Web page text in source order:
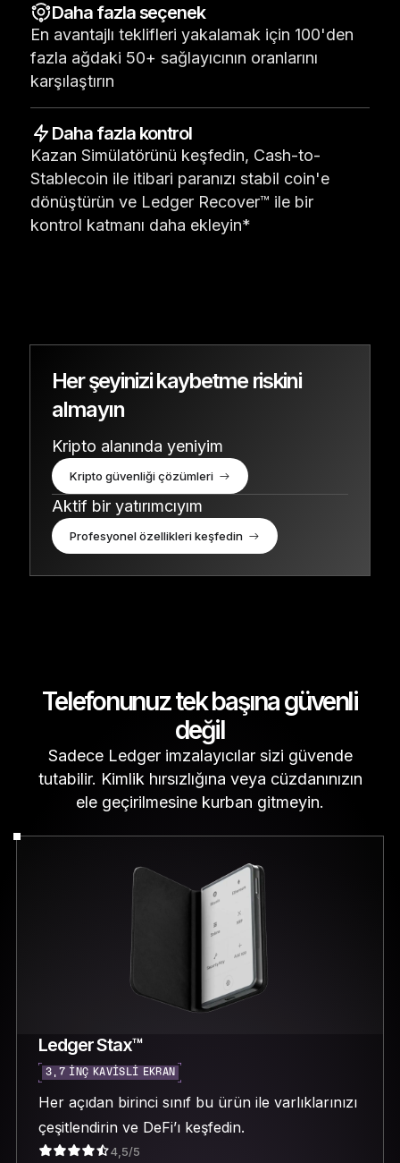
Ledger imzalayıcıları karşılaştırın
Daha fazla seçenek
En avantajlı teklifleri yakalamak için 100'den
fazla ağdaki 50+ sağlayıcının oranlarını
karşılaştırın
Daha fazla kontrol
Kazan Simülatörünü keşfedin, Cash-to-
Stablecoin ile itibari paranızı stabil coin'e
dönüştürün ve Ledger Recover™ ile bir
kontrol katmanı daha ekleyin*
Her şeyinizi kaybetme riskini
almayın
Kripto alanında yeniyim
Kripto güvenliği çözümleri
Aktif bir yatırımcıyım
Profesyonel özellikleri keşfedin
Telefonunuz tek başına güvenli
değil
Sadece Ledger imzalayıcılar sizi güvende
tutabilir. Kimlik hırsızlığına veya cüzdanınızın
ele geçirilmesine kurban gitmeyin.
Ledger Stax™
3,7 INÇ KAVISLI EKRAN
Her açıdan birinci sınıf bu ürün ile varlıklarınızı
çeşitlendirin ve DeFi’ı keşfedin.
4,5/5